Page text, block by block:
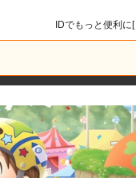
IDでもっと便利に[